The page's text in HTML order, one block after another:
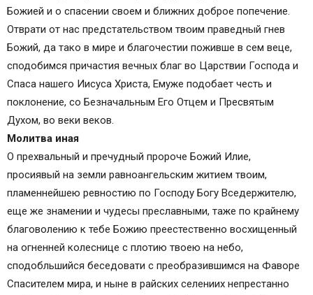
Божией и о спасении своем и ближних доброе попечение.
Отврати от нас предстательством твоим праведный гнев
Божий, да тако в мире и благочестии поживше в сем веце,
сподобимся причастия вечных благ во Царствии Господа и
Спаса нашего Иисуса Христа, Емуже подобает честь и
поклонение, со Безначальным Его Отцем и Пресвятым
Духом, во веки веков.
Молитва иная
О прехвальный и пречудный пророче Божий Илие,
просиявый на земли равноангельским житием твоим,
пламеннейшею ревностию по Господу Богу Вседержителю,
еще же знамении и чудесы преславными, таже по крайнему
благоволению к тебе Божию преестественно восхищенный
на огненней колеснице с плотию твоею на небо,
сподобльшийся беседовати с преобразившимся на Фаворе
Спасителем мира, и ныне в райских селениих непрестанно